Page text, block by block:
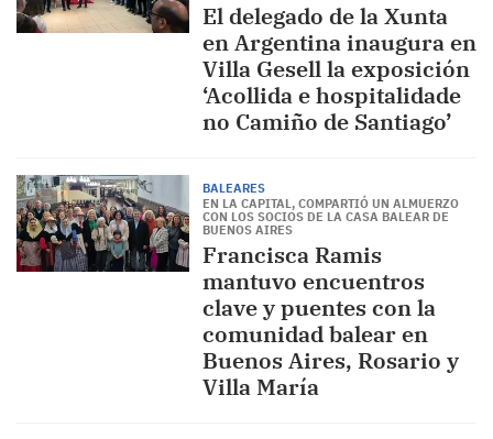
El delegado de la Xunta
en Argentina inaugura en
Villa Gesell la exposición
‘Acollida e hospitalidade
no Camiño de Santiago’
BALEARES
EN LA CAPITAL, COMPARTIÓ UN ALMUERZO
CON LOS SOCIOS DE LA CASA BALEAR DE
BUENOS AIRES
Francisca Ramis
mantuvo encuentros
clave y puentes con la
comunidad balear en
Buenos Aires, Rosario y
Villa María